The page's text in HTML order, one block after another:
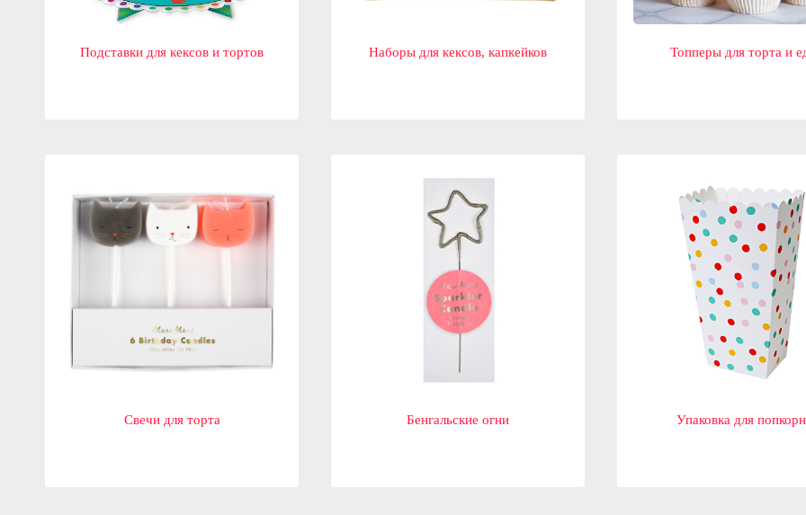
Подставки для кексов и тортов Наборы для кексов, капкейков Топперы для торта и
Свечи для торта Бенгальские огни Упаковка для